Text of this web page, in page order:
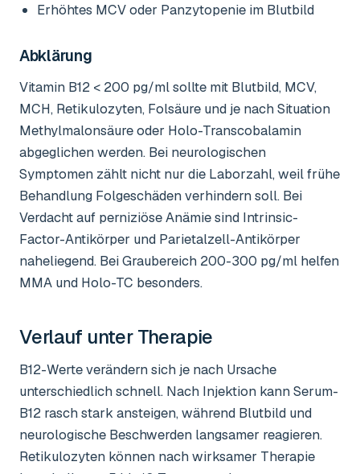
Erhöhtes MCV oder Panzytopenie im Blutbild
Abklärung
Vitamin B12 < 200 pg/ml sollte mit Blutbild, MCV,
MCH, Retikulozyten, Folsäure und je nach Situation
Methylmalonsäure oder Holo-Transcobalamin
abgeglichen werden. Bei neurologischen
Symptomen zählt nicht nur die Laborzahl, weil frühe
Behandlung Folgeschäden verhindern soll. Bei
Verdacht auf perniziöse Anämie sind Intrinsic-
Factor-Antikörper und Parietalzell-Antikörper
naheliegend. Bei Graubereich 200-300 pg/ml helfen
MMA und Holo-TC besonders.
Verlauf unter Therapie
B12-Werte verändern sich je nach Ursache
unterschiedlich schnell. Nach Injektion kann Serum-
B12 rasch stark ansteigen, während Blutbild und
neurologische Beschwerden langsamer reagieren.
Retikulozyten können nach wirksamer Therapie